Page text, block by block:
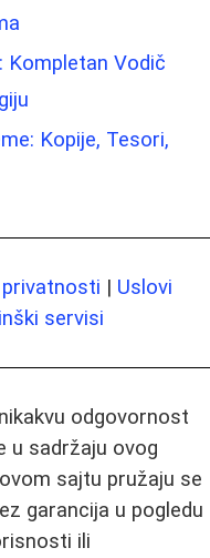
Kompletan Vodič
Kopije, Tesori,
| Uslovi
servisi
odgovornost
u sadržaju ovog
sajtu pružaju se
garancija u pogledu
ili